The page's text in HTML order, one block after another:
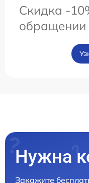
Скидка -
обращении
Нужна
Закажите